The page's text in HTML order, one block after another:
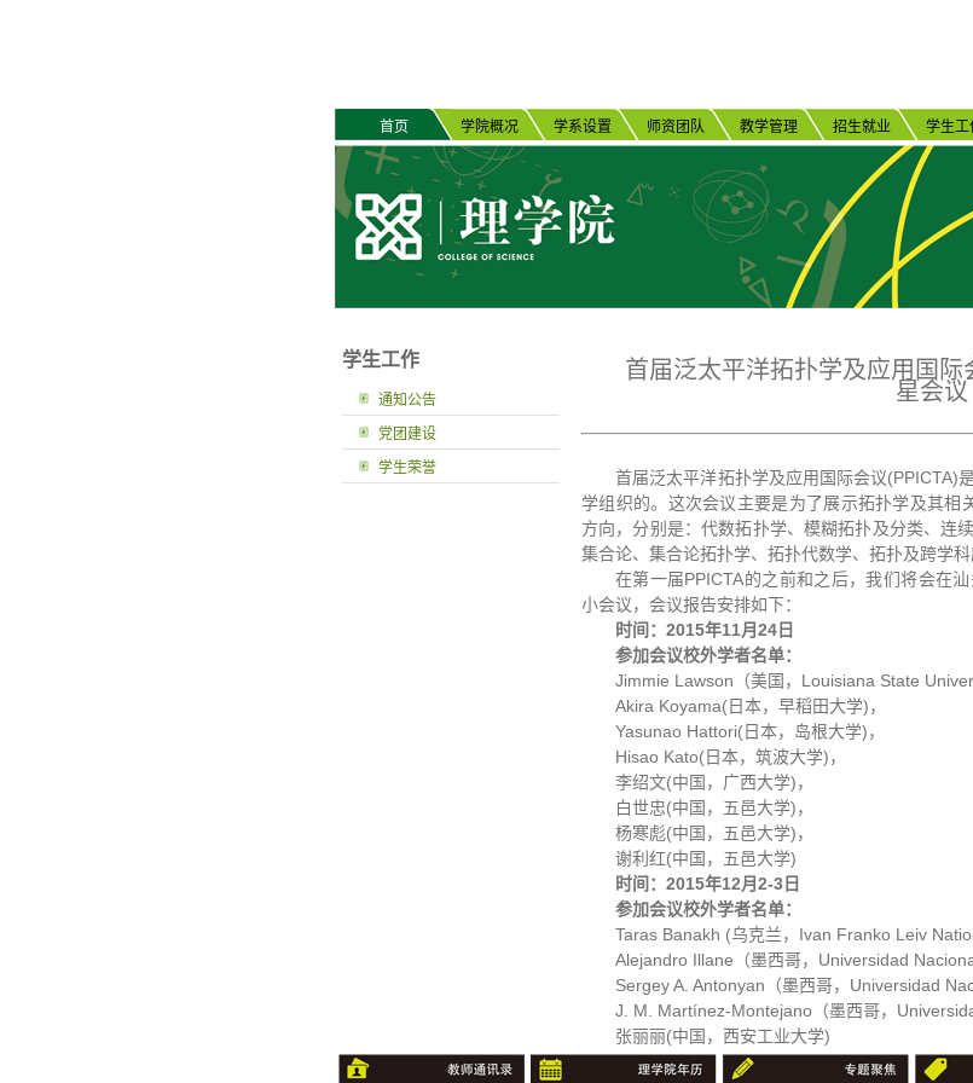
首页 学院概况 学系设置 师资团队 教学管理 招生就业 学生工
学生工作
通知公告
党团建设
学生荣誉
首届泛太平洋拓扑学及应用国
星会议
首届泛太平洋拓扑学及应用国际会议(PPICTA)
学组织的。这次会议主要是为了展示拓扑学及其相
方向，分别是：代数拓扑学、模糊拓扑及分类、连
集合论、集合论拓扑学、拓扑代数学、拓扑及跨学科
在第一届PPICTA的之前和之后，我们将会在
小会议，会议报告安排如下：
时间： 2015年11月24 日
参加会议校外学者名单：
Jimmie Lawson（美国，Louisiana State
Akira Koyama(日本，早稻田大学)，
Yasunao Hattori(日本，岛根大学)，
Hisao Kato(日本，筑波大学)，
李绍文(中国，广西大学)，
白世忠(中国，五邑大学)，
杨寒彪(中国，五邑大学)，
谢利红(中国，五邑大学)
时间： 2015年12月2-3 日
参加会议校外学者名单：
Taras Banakh (乌克兰，Ivan Franko Leiv
Alejandro Illane（墨西哥，Universidad
Sergey A. Antonyan（墨西哥，Universidad
J. M. Martínez-Montejano（墨西哥，
张丽丽(中国，西安工业大学)